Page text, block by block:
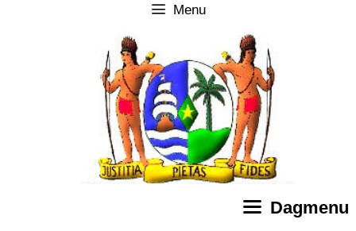
Menu
Dagmenu